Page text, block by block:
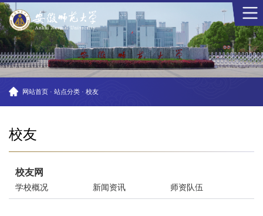
网站首页 · 站点分类 · 校友
校友
校友网
学校概况 新闻资讯 师资队伍